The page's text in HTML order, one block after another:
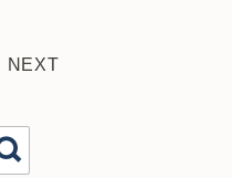
NEXT